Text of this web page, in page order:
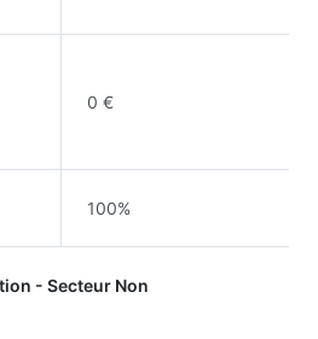
0 €
100%
- Secteur Non